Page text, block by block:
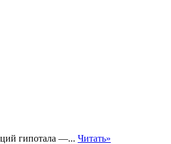
гипотала —... Читать»